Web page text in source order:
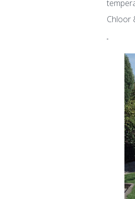
Chloor